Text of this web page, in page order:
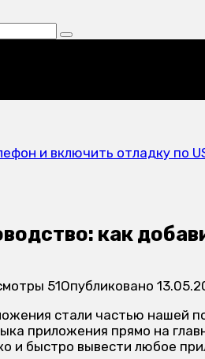
и включить отладку по
как
51Опубликовано
стали частью нашей
приложения прямо на
и быстро вывести любое